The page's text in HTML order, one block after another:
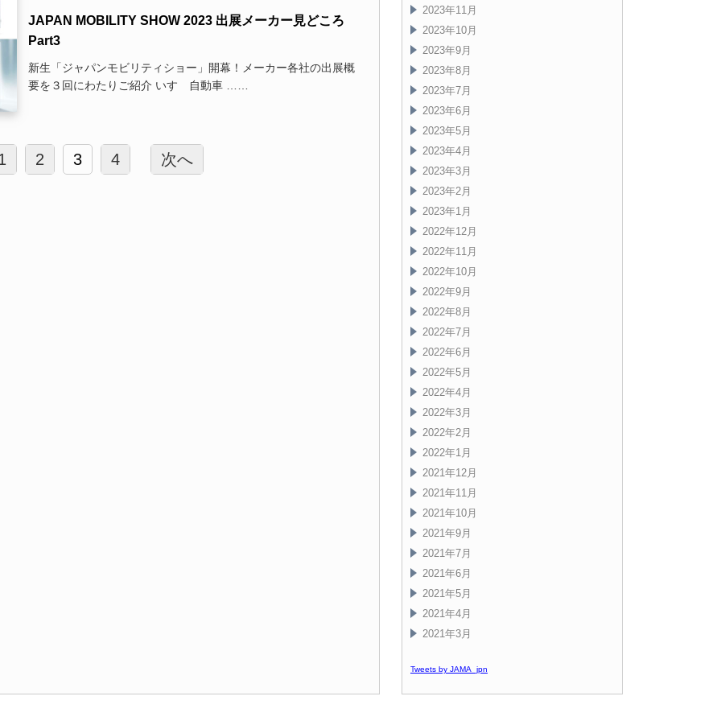
JAPAN MOBILITY SHOW 2023 出展メーカー見どころ
Part3
新生「ジャパンモビリティショー」開幕！メーカー各社の出展概
要を３回にわたりご紹介 いすゞ自動車 ……
2 3 4 次へ
2023年11月
2023年10月
2023年9月
2023年8月
2023年7月
2023年6月
2023年5月
2023年4月
2023年3月
2023年2月
2023年1月
2022年12月
2022年11月
2022年10月
2022年9月
2022年8月
2022年7月
2022年6月
2022年5月
2022年4月
2022年3月
2022年2月
2022年1月
2021年12月
2021年11月
2021年10月
2021年9月
2021年7月
2021年6月
2021年5月
2021年4月
2021年3月
Tweets by JAMA_jpn